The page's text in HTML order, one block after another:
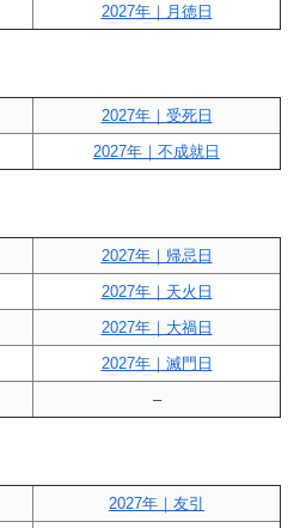
2027年｜月徳日
2027年｜受死日
2027年｜不成就日
2027年｜帰忌日
2027年｜天火日
2027年｜大禍日
2027年｜滅門日
–
2027年｜友引